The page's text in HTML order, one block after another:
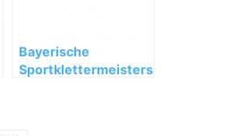
Bayerische
Sportklettermeisterschaften